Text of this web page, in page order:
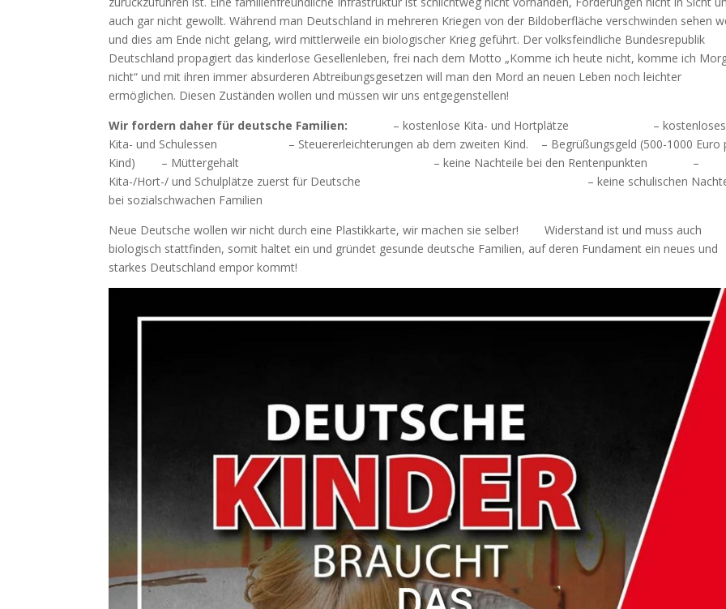
auch gar nicht gewollt. Während man Deutschland in mehreren Kriegen von der Bildoberfläche verschwinden sehen
und dies am Ende nicht gelang, wird mittlerweile ein biologischer Krieg geführt. Der volksfeindliche Bundesrepublik
Deutschland propagiert das kinderlose Gesellenleben, frei nach dem Motto „Komme ich heute nicht, komme ich
nicht“ und mit ihren immer absurderen Abtreibungsgesetzen will man den Mord an neuen Leben noch leichter
ermöglichen. Diesen Zuständen wollen und müssen wir uns entgegenstellen!
Wir fordern daher für deutsche Familien: – kostenlose Kita- und Hortplätze – kostenloses
Kita- und Schulessen – Steuererleichterungen ab dem zweiten Kind. – Begrüßungsgeld (500-1000 Euro
Kind) – Müttergehalt – keine Nachteile bei den Rentenpunkten –
Kita-/Hort-/ und Schulplätze zuerst für Deutsche – keine schulischen
bei sozialschwachen Familien
Neue Deutsche wollen wir nicht durch eine Plastikkarte, wir machen sie selber! Widerstand ist und muss auch
biologisch stattfinden, somit haltet ein und gründet gesunde deutsche Familien, auf deren Fundament ein neues und
starkes Deutschland empor kommt!